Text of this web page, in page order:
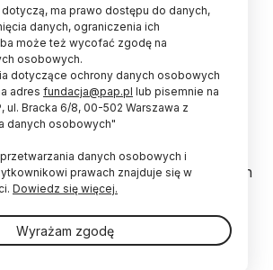
lasera do odstraszania
ograniczyć szkody w
pismo „Pest Management
w amerykańskich uprawach
idą w miliony dolarów.
of Florida i University of
zbadali skuteczność laserowych
– zaawansowanego
ptaków.
ma prawo dostępu do danych,
danych, ograniczenia ich
może też wycofać zgodę na
osobowych.
dotyczące ochrony danych osobowych
adres fundacja@pap.pl lub pisemnie na
ul. Bracka 6/8, 00-502 Warszawa z
danych osobowych"
danych osobowych i
prawach znajduje się w
Dowiedz się więcej.
Wyrażam zgodę